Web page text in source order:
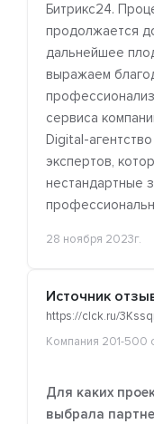
Битрикс24.
продолжается
дальнейшее
выражаем
сервиса
Digital-
экспертов,
нестандартные
28 ноября 2023г.
Источник
https://clck.ru/
Компания 201-500
Для каких
выбрала